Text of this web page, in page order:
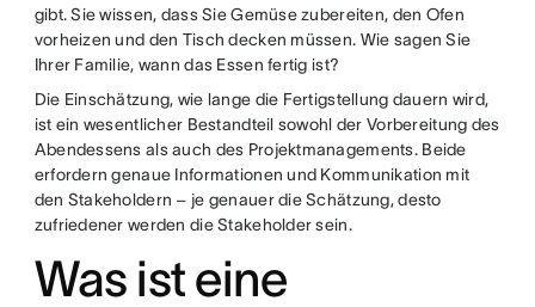
gibt. Sie wissen, dass Sie Gemüse zubereiten, den Ofen
vorheizen und den Tisch decken müssen. Wie sagen Sie
Ihrer Familie, wann das Essen fertig ist?
Die Einschätzung, wie lange die Fertigstellung dauern wird,
ist ein wesentlicher Bestandteil sowohl der Vorbereitung des
Abendessens als auch des Projektmanagements. Beide
erfordern genaue Informationen und Kommunikation mit
den Stakeholdern – je genauer die Schätzung, desto
zufriedener werden die Stakeholder sein.
Was ist eine